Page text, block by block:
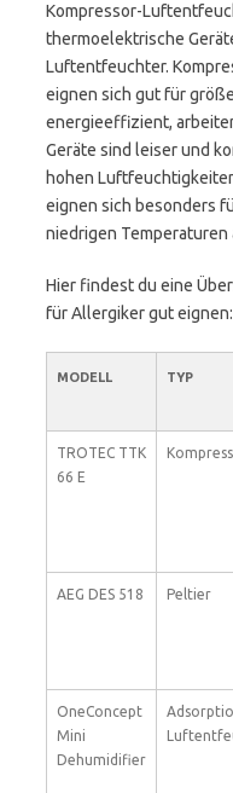
Kompressor-
thermoelektrische
Luftentfeuchter.
eignen sich gut für
energieeffizient,
Geräte sind leiser und
hohen
eignen sich besonders
niedrigen Temperaturen
Hier findest du eine
für Allergiker gut eignen:
MODELL TYP
TROTEC TTK
66 E
AEG DES 518 Peltier
OneConcept
Mini
Dehumidifier